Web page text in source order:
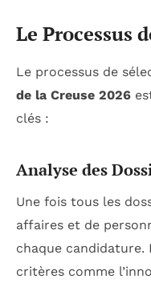
Le Processus
Le processus de
de la Creuse 2026
clés :
Analyse des
Une fois tous les
affaires et de
chaque
critères comme